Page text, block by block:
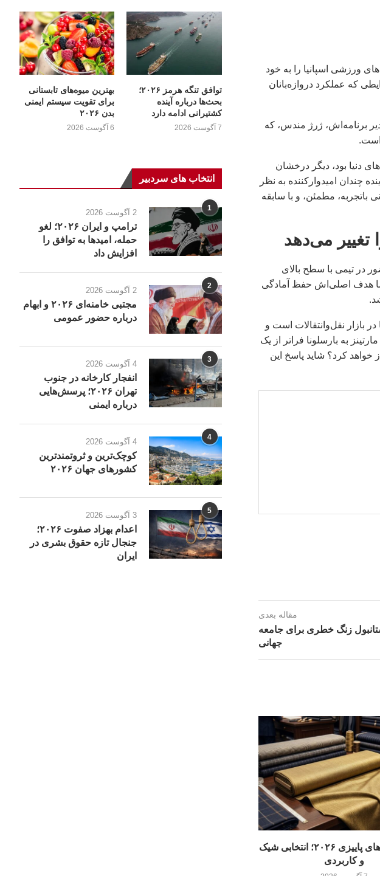
ورزشی اسپانیا را به خود
که عملکرد دروازه‌بانان
برنامه‌اش، ژرژ مندس، که
است.
دنیا بود، دیگر درخشان
چندان امیدوارکننده به نظر
باتجربه، مطمئن، و با سابقه
تغییر می‌دهد
حضور در تیمی با سطح بالای
اما هدف اصلی‌اش حفظ آمادگی
بازار نقل‌وانتقالات است و
به بارسلونا فراتر از یک
کرد؟ شاید پاسخ این
مقاله بعدی
زنگ خطری برای جامعه
جهانی
بهترین پارچه‌های پاییزی ۲۰۲۶؛ انتخابی شیک
و کاربردی
توافق تنگه هرمز ۲۰۲۶؛
بحث‌ها درباره آینده
کشتیرانی ادامه دارد
7 آگوست 2026
بهترین میوه‌های تابستانی
برای تقویت سیستم ایمنی
بدن ۲۰۲۶
6 آگوست 2026
انتخاب های سردبیر
1 2 آگوست 2026
ترامپ و ایران ۲۰۲۶؛ لغو
حمله، امیدها به توافق را
افزایش داد
2 2 آگوست 2026
مجتبی خامنه‌ای ۲۰۲۶ و ابهام
درباره حضور عمومی
3 4 آگوست 2026
انفجار کارخانه در جنوب
تهران ۲۰۲۶؛ پرسش‌هایی
درباره ایمنی
4 4 آگوست 2026
کوچک‌ترین و ثروتمندترین
کشورهای جهان ۲۰۲۶
5 3 آگوست 2026
اعدام بهزاد صفوت ۲۰۲۶؛
جنجال تازه حقوق بشری در
ایران